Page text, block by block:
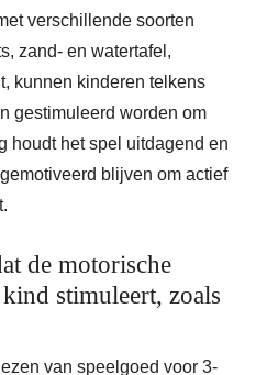
verschillende soorten
zand- en watertafel,
kunnen kinderen telkens
gestimuleerd worden om
houdt het spel uitdagend en
blijven om actief
de motorische
stimuleert, zoals
van speelgoed voor 3-